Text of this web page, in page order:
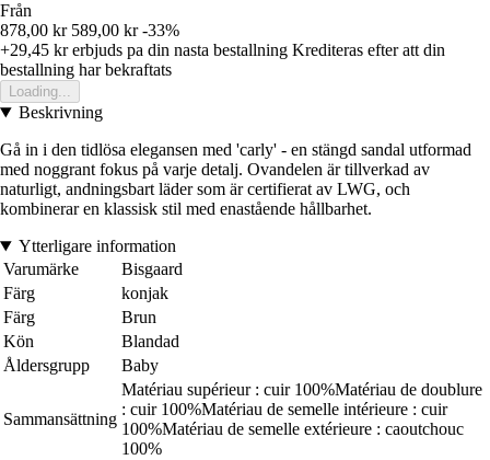
Från
878,00 kr 589,00 kr -33%
+29,45 krerbjuds pa din nasta bestallning Krediteras efter att din
bestallning har bekraftats
Loading...
Beskrivning
Gå in i den tidlösa elegansen med 'carly' - en stängd sandal utformad
med noggrant fokus på varje detalj. Ovandelen är tillverkad av
naturligt, andningsbart läder som är certifierat av LWG, och
kombinerar en klassisk stil med enastående hållbarhet.
Ytterligare information
Varumärke
Bisgaard
Färg
konjak
Färg
Brun
Kön
Blandad
Åldersgrupp
Baby
Sammansättning
Matériau supérieur : cuir 100%Matériau de doublure
: cuir 100%Matériau de semelle intérieure : cuir
100%Matériau de semelle extérieure : caoutchouc
100%